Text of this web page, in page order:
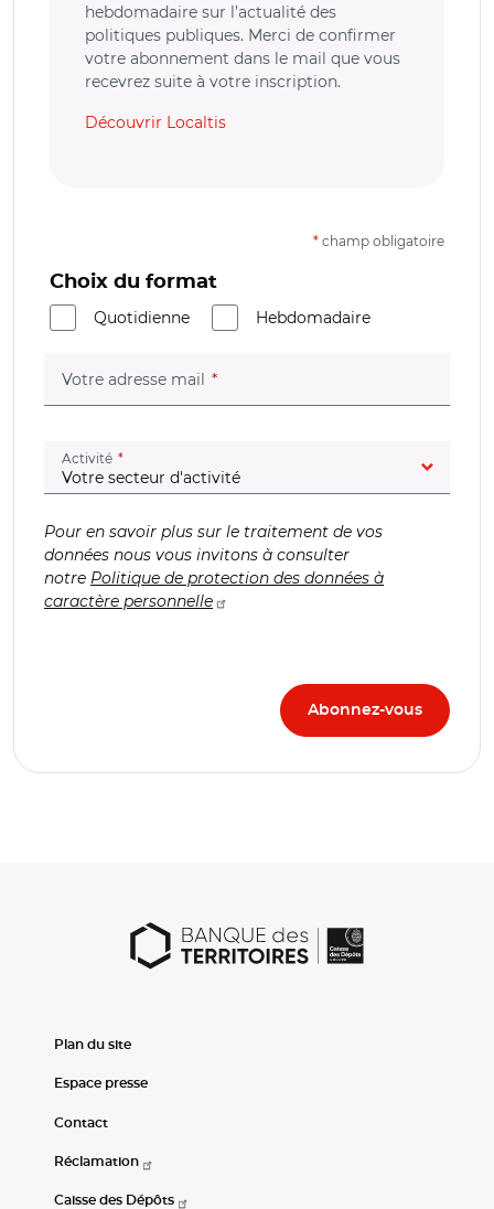
hebdomadaire sur l’actualité des
politiques publiques. Merci de confirmer
votre abonnement dans le mail que vous
recevrez suite à votre inscription.
Découvrir Localtis
* champ obligatoire
Choix du format
Quotidienne
Hebdomadaire
Votre adresse mail (champ obligatoire)
Activité (champ obligatoire)
Pour en savoir plus sur le traitement de vos
données nous vous invitons à consulter
notre Politique de protection des données à
caractère personnelle
Plan du site
Espace presse
Contact
Réclamation
Caisse des Dépôts